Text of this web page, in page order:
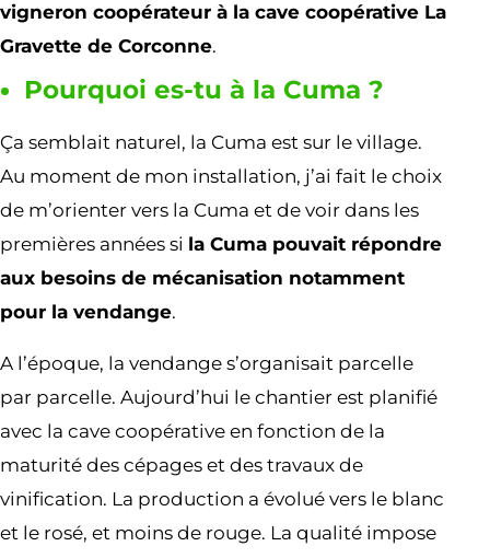
vigneron coopérateur à la cave coopérative La
Gravette de Corconne.
Pourquoi es-tu à la Cuma ?
Ça semblait naturel, la Cuma est sur le village.
Au moment de mon installation, j’ai fait le choix
de m’orienter vers la Cuma et de voir dans les
premières années si la Cuma pouvait répondre
aux besoins de mécanisation notamment
pour la vendange.
A l’époque, la vendange s’organisait parcelle
par parcelle. Aujourd’hui le chantier est planifié
avec la cave coopérative en fonction de la
maturité des cépages et des travaux de
vinification. La production a évolué vers le blanc
et le rosé, et moins de rouge. La qualité impose